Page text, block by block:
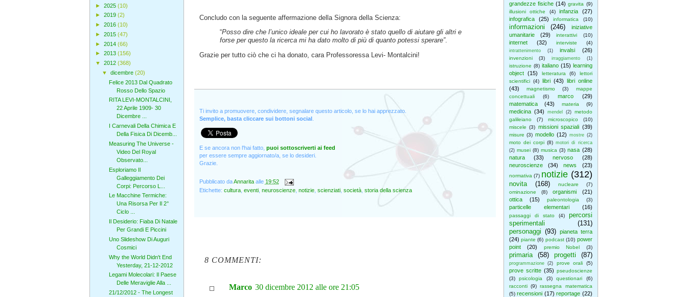
grandezze fisiche (14) gravita (9)
illusioni ottiche
(4) infanzia
(27)
infografica
(25) informatica (10)
informazioni (246)
iniziative
umanitarie
(29) interattivi (10)
internet (32) interviste (4)
intrattenimento (1) invalsi (26)
invenzioni (3) irraggiamento (1)
istruzione (8) italiano (15) learning
object
(15) letteratura (6)
lettori
scientifici (4) libri (43) libri online
(43)
magnetismo (3)
mappe
concettuali
(6) marco
(29)
matematica
(43) materia (9)
medicina (34) mendel (2)
metodo
galileiano
(7) microscopico
(10)
miscele (3) missioni spaziali (39)
misure (3) modello (12) mostre (2)
moto dei corpi (8) motori di ricerca
(2) musei (8) musica (3) nasa (28)
natura
(33) nervoso
(28)
neuroscienze
(34) news (23)
normativa (7) notizie (312)
novita (168) nucleare
(7)
ominazione
(8) organismi
(21)
ottica
(15) paleontologia (3)
particelle elementari (16)
passaggi di stato (4)
percorsi
sperimentali
(131)
personaggi (93)
pianeta terra
(24) piante (6) podcast (10) power
point
(20) premio Nobel (3)
primaria (58) progetti (87)
programmazione (2) prove orali (5)
prove scritte (35) pseudoscienze
(3)
psicologia (3) questionari
(6)
racconti (9) rassegna matematica
(5) recensioni (17) reportage (22)
Concludo con la seguente affermazione della Signora della Scienza:
“Posso dire che l’unico ideale per cui ho lavorato è stato quello di aiutare gli altri e
forse per questo la ricerca mi ha dato molto di più di quanto potessi sperare”.
Grazie per tutto ciò che ci ha donato, cara Professoressa Levi- Montalcini!
Ti invito a promuovere, condividere, segnalare questo articolo, se lo hai apprezzato.
Semplice, basta cliccare sui bottoni social.
E se ancora non l'hai fatto, puoi sottoscriverti ai feed
per essere sempre aggiornato/a, se lo desideri.
Grazie.
Pubblicato daAnnarita alle 19:52
Etichette: cultura, eventi, neuroscienze, notizie, scienziati, società, storia della scienza
8 COMMENTI:
Marco 30 dicembre 2012 alle ore 21:05
► 2025 (10)
► 2019 (2)
► 2016 (10)
► 2015 (47)
► 2014 (66)
► 2013 (156)
▼ 2012 (368)
▼ dicembre (20)
Felice 2013 Dal Quadrato
Rosso Dello Spazio
RITA LEVI-MONTALCINI,
22 Aprile 1909- 30
Dicembre ...
I Carnevali Della Chimica E
Della Fisica Di Dicemb...
Measuring The Universe -
Video Del Royal
Observato...
Esploriamo Il
Galleggiamento Dei
Corpi: Percorso L...
Le Macchine Termiche:
Una Risorsa Per Il 2°
Ciclo ...
Il Desiderio: Fiaba Di Natale
Per Grandi E Piccini
Uno Slideshow Di Auguri
Cosmici
Why the World Didn't End
Yesterday, 21-12-2012
Legami Molecolari: Il Paese
Delle Meraviglie Alla ...
21/12/2012 - The Longest